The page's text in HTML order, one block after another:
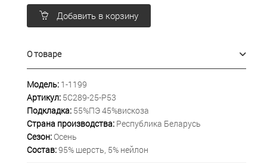
Добавить в корзину
О товаре
Модель: 1-1199
Артикул: 5С289-25-Р53
Подкладка: 55%ПЭ 45%вискоза
Страна производства: Республика Беларусь
Сезон:Осень
Состав:95% шерсть, 5% нейлон